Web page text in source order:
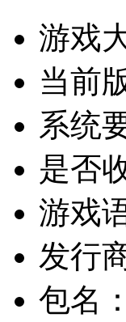
游戏
当前
系统
是否
游戏
发行
包名：